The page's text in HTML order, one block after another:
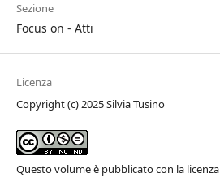
Sezione
Focus on - Atti
Licenza
Copyright (c) 2025 Silvia Tusino
Questo volume è pubblicato con la licenza